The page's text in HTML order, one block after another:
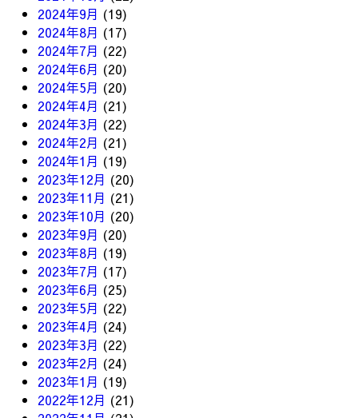
2024年9月 (19)
2024年8月 (17)
2024年7月 (22)
2024年6月 (20)
2024年5月 (20)
2024年4月 (21)
2024年3月 (22)
2024年2月 (21)
2024年1月 (19)
2023年12月 (20)
2023年11月 (21)
2023年10月 (20)
2023年9月 (20)
2023年8月 (19)
2023年7月 (17)
2023年6月 (25)
2023年5月 (22)
2023年4月 (24)
2023年3月 (22)
2023年2月 (24)
2023年1月 (19)
2022年12月 (21)